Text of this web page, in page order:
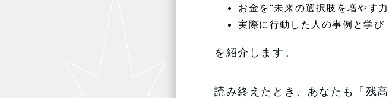
お金を“未来の選択肢を増やす
実際に行動した人の事例と学び
を紹介します。
読み終えたとき、あなたも「残